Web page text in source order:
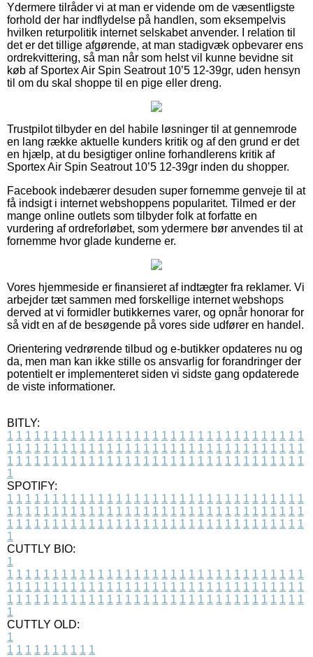
Ydermere tilråder vi at man er vidende om de væsentligste
forhold der har indflydelse på handlen, som eksempelvis
hvilken returpolitik internet selskabet anvender. I relation til
det er det tillige afgørende, at man stadigvæk opbevarer ens
ordrekvittering, så man når som helst vil kunne bevidne sit
køb af Sportex Air Spin Seatrout 10’5 12-39gr, uden hensyn
til om du skal shoppe til en pige eller dreng.
Trustpilot tilbyder en del habile løsninger til at gennemrode
en lang række aktuelle kunders kritik og af den grund er det
en hjælp, at du besigtiger online forhandlerens kritik af
Sportex Air Spin Seatrout 10’5 12-39gr inden du shopper.
Facebook indebærer desuden super fornemme genveje til at
få indsigt i internet webshoppens popularitet. Tilmed er der
mange online outlets som tilbyder folk at forfatte en
vurdering af ordreforløbet, som ydermere bør anvendes til at
fornemme hvor glade kunderne er.
Vores hjemmeside er finansieret af indtægter fra reklamer. Vi
arbejder tæt sammen med forskellige internet webshops
derved at vi formidler butikkernes varer, og opnår honorar for
så vidt en af de besøgende på vores side udfører en handel.
Orientering vedrørende tilbud og e-butikker opdateres nu og
da, men man kan ikke stille os ansvarlig for forandringer der
potentielt er implementeret siden vi sidste gang opdaterede
de viste informationer.
BITLY:
1 1 1 1 1 1 1 1 1 1 1 1 1 1 1 1 1 1 1 1 1 1 1 1 1 1 1 1 1 1 1 1 1
1 1 1 1 1 1 1 1 1 1 1 1 1 1 1 1 1 1 1 1 1 1 1 1 1 1 1 1 1 1 1 1 1
1 1 1 1 1 1 1 1 1 1 1 1 1 1 1 1 1 1 1 1 1 1 1 1 1 1 1 1 1 1 1 1 1
1
SPOTIFY:
1 1 1 1 1 1 1 1 1 1 1 1 1 1 1 1 1 1 1 1 1 1 1 1 1 1 1 1 1 1 1 1 1
1 1 1 1 1 1 1 1 1 1 1 1 1 1 1 1 1 1 1 1 1 1 1 1 1 1 1 1 1 1 1 1 1
1 1 1 1 1 1 1 1 1 1 1 1 1 1 1 1 1 1 1 1 1 1 1 1 1 1 1 1 1 1 1 1 1
1
CUTTLY BIO:
1
1 1 1 1 1 1 1 1 1 1 1 1 1 1 1 1 1 1 1 1 1 1 1 1 1 1 1 1 1 1 1 1 1
1 1 1 1 1 1 1 1 1 1 1 1 1 1 1 1 1 1 1 1 1 1 1 1 1 1 1 1 1 1 1 1 1
1 1 1 1 1 1 1 1 1 1 1 1 1 1 1 1 1 1 1 1 1 1 1 1 1 1 1 1 1 1 1 1 1
1
CUTTLY OLD:
1
1 1 1 1 1 1 1 1 1 1